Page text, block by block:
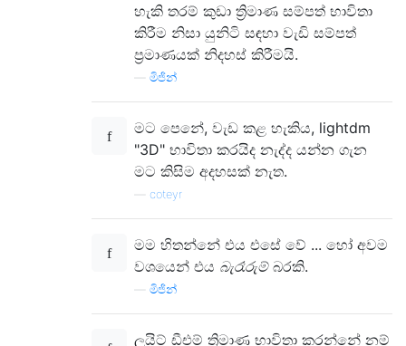
හැකි තරම් කුඩා ත්‍රිමාණ සම්පත් භාවිතා
කිරීම නිසා යුනිටි සඳහා වැඩි සම්පත්
ප්‍රමාණයක් නිදහස් කිරීමයි.
මිජින්
මට පෙනේ, වැඩ කළ හැකිය, lightdm
"3D" භාවිතා කරයිද නැද්ද යන්න ගැන
මට කිසිම අදහසක් නැත.
coteyr
මම හිතන්නේ එය එසේ වේ ... හෝ අවම
වශයෙන් එය බැරෑරුම්බරකි.
මිජින්
ලයිට් ඩීඑම් ත්‍රිමාණ භාවිතා කරන්නේ නම්